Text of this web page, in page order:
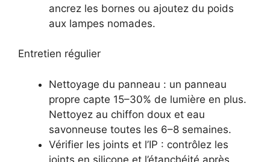
ancrez les bornes ou ajoutez du poids
aux lampes nomades.
Entretien régulier
Nettoyage du panneau : un panneau
propre capte 15–30% de lumière en plus.
Nettoyez au chiffon doux et eau
savonneuse toutes les 6–8 semaines.
Vérifier les joints et l’IP : contrôlez les
joints en silicone et l’étanchéité après